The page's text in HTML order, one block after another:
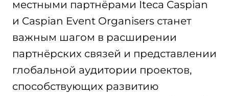
местными партнёрами Iteca Caspian
и Caspian Event Organisers станет
важным шагом в расширении
партнёрских связей и представлении
глобальной аудитории проектов,
способствующих развитию